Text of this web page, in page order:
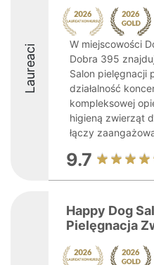
Laureaci
W miejscowości
Dobra 395
Salon pielęgnacji
działalność
kompleksowej
higieną zwierząt
łączy
9.7
Happy Dog
Pielęgnacja